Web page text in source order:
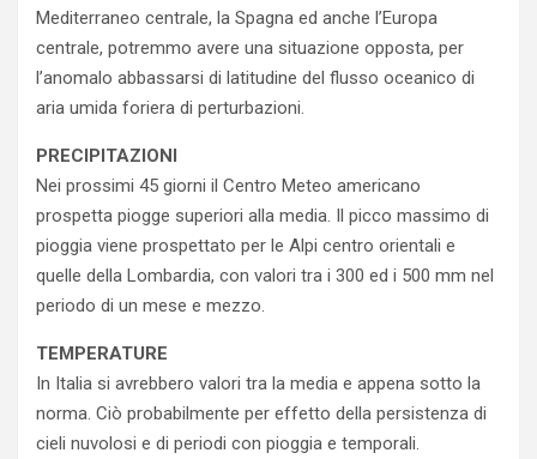
Mediterraneo centrale, la Spagna ed anche l’Europa
centrale, potremmo avere una situazione opposta, per
l’anomalo abbassarsi di latitudine del flusso oceanico di
aria umida foriera di perturbazioni.
PRECIPITAZIONI
Nei prossimi 45 giorni il Centro Meteo americano
prospetta piogge superiori alla media. Il picco massimo di
pioggia viene prospettato per le Alpi centro orientali e
quelle della Lombardia, con valori tra i 300 ed i 500 mm nel
periodo di un mese e mezzo.
TEMPERATURE
In Italia si avrebbero valori tra la media e appena sotto la
norma. Ciò probabilmente per effetto della persistenza di
cieli nuvolosi e di periodi con pioggia e temporali.